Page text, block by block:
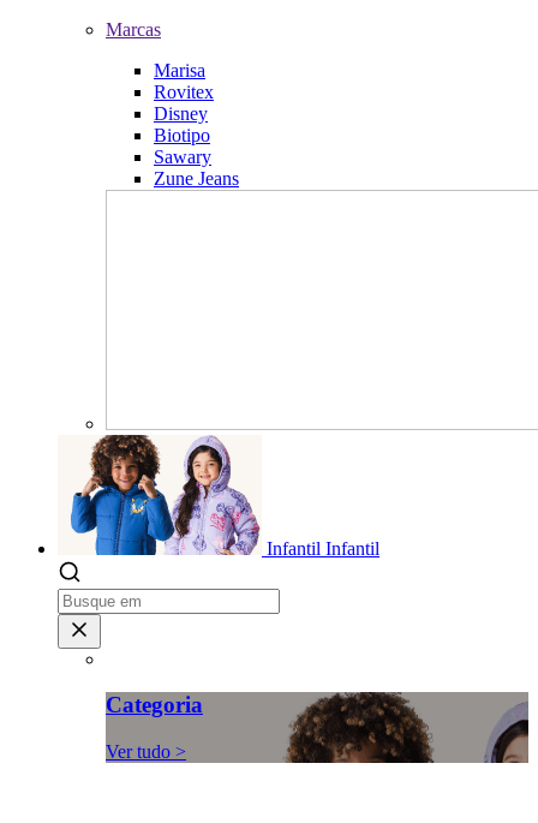
Marcas
Marisa
Rovitex
Disney
Biotipo
Sawary
Zune Jeans
Infantil Infantil
Categoria
Ver tudo >